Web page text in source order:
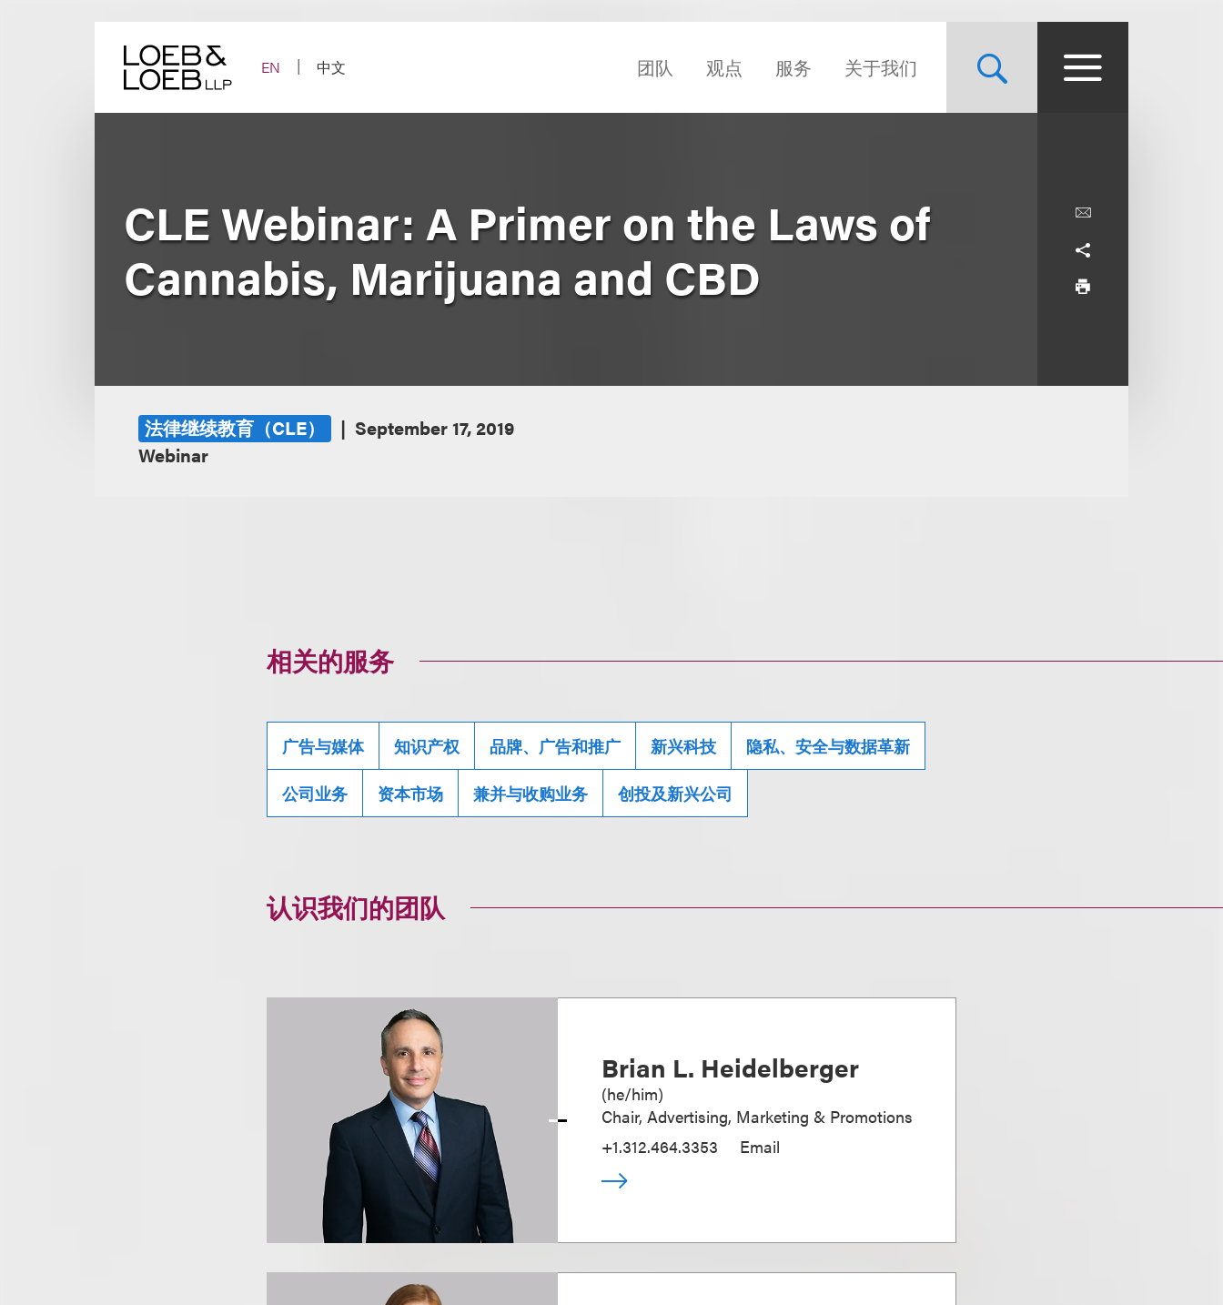
EN
中文 团队 观点 服务 关于我们
CLE Webinar: A Primer on the Laws of
Cannabis, Marijuana and CBD
法律继续教育（CLE）
September 17, 2019
Webinar
相关的服务
广告与媒体 知识产权 品牌、广告和推广 新兴科技 隐私、安全与数据革新
公司业务 资本市场 兼并与收购业务 创投及新兴公司
认识我们的团队
Brian L. Heidelberger
(he/him)
Chair, Advertising, Marketing & Promotions
+1.312.464.3353
Email